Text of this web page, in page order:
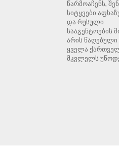
წარმოაჩენს,
სიტყვები
და რუსული
სააგენტოების
არის წაღებული
ყველა
მკვლელს